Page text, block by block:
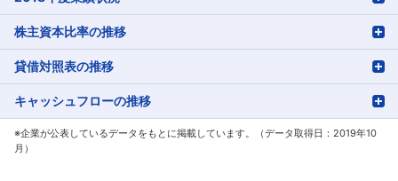
株主資本比率の推移
貸借対照表の推移
キャッシュフローの推移
※企業が公表しているデータをもとに掲載しています。（データ取得日：2019年10
月）